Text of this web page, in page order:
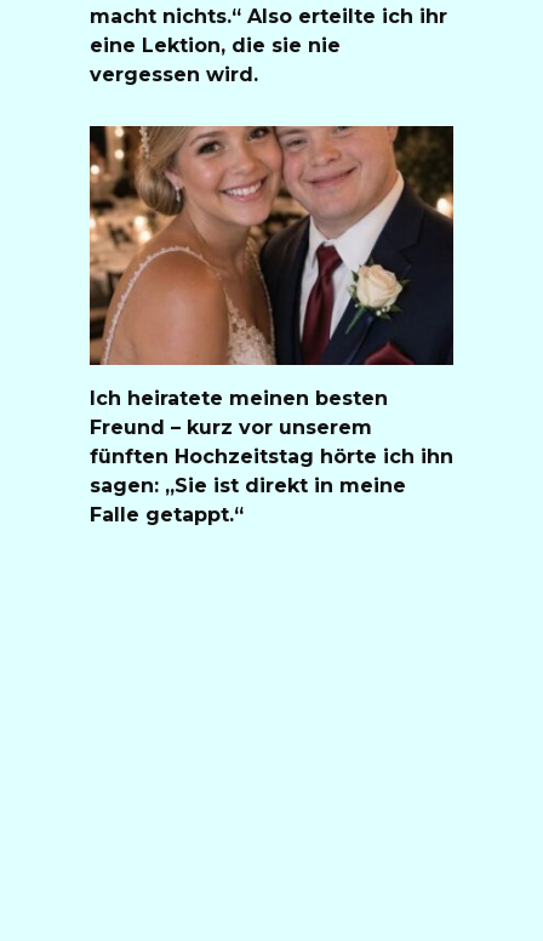
macht nichts.“ Also erteilte ich ihr
eine Lektion, die sie nie
vergessen wird.
Ich heiratete meinen besten
Freund – kurz vor unserem
fünften Hochzeitstag hörte ich ihn
sagen: „Sie ist direkt in meine
Falle getappt.“